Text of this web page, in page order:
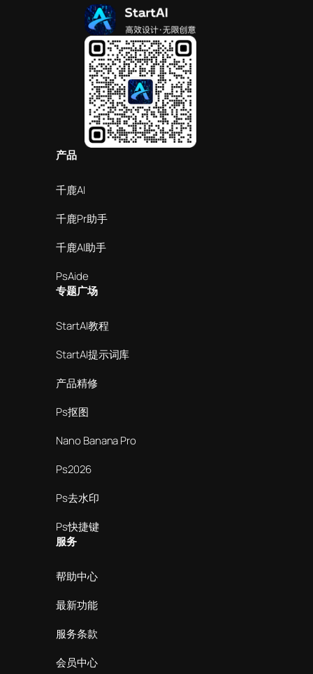
产品
千鹿AI
千鹿Pr助手
千鹿AI助手
PsAide
专题广场
StartAI教程
StartAI提示词库
产品精修
Ps抠图
Nano Banana Pro
Ps2026
Ps去水印
Ps快捷键
服务
帮助中心
最新功能
服务条款
会员中心